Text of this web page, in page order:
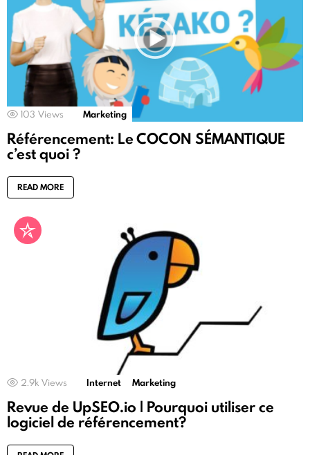
103 Views Marketing
Référencement: Le COCON SÉMANTIQUE
c’est quoi ?
READ MORE
2.9k Views Internet Marketing
Revue de UpSEO.io | Pourquoi utiliser ce
logiciel de référencement?